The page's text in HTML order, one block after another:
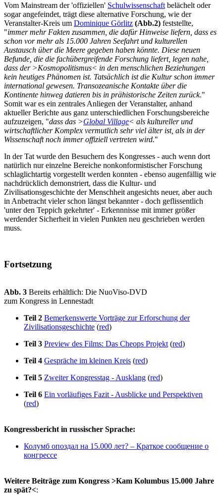
Vom Mainstream der 'offiziellen' Schulwissenschaft belächelt oder
sogar angefeindet, trägt diese alternative Forschung, wie der
Veranstalter-Kreis um Dominique Görlitz (Abb.2) feststellte,
"immer mehr Fakten zusammen, die dafür Hinweise liefern, dass es
schon vor mehr als 15.000 Jahren Seefahrt und kulturellen
Austausch über die Meere gegeben haben könnte. Diese neuen
Befunde, die die fachübergreifende Forschung liefert, legen nahe,
dass der >Kosmopolitismus< in den menschlichen Beziehungen
kein heutiges Phänomen ist. Tatsächlich ist die Kultur schon immer
international gewesen. Transozeanische Kontakte über die
Kontinente hinweg datieren bis in prähistorische Zeiten zurück."
Somit war es ein zentrales Anliegen der Veranstalter, anhand
aktueller Berichte aus ganz unterschiedlichen Forschungsbereiche
aufzuzeigen, "dass das >Global Village< als kultureller und
wirtschaftlicher Komplex vermutlich sehr viel älter ist, als in der
Wissenschaft noch immer offiziell vertreten wird."
In der Tat wurde den Besuchern des Kongresses - auch wenn dort
natürlich nur einzelne Bereiche nonkonformistischer Forschung
schlaglichtartig vorgestellt werden konnten - ebenso augenfällig wie
nachdrücklich demonstriert, dass die Kultur- und
Zivilisationsgeschichte der Menschheit angesichts neuer, aber auch
in Anbetracht vieler schon längst bekannter - doch geflissentlich
'unter den Teppich gekehrter' - Erkennnisse mit immer größer
werdender Sicherheit in vielen Punkten neu geschrieben werden
muss.
Fortsetzung
Abb. 3 Bereits erhältlich: Die NuoViso-DVD
zum Kongress in Lennestadt
Teil 2 Bemerkenswerte Vorträge zur Erforschung der
Zivilisationsgeschichte (red)
Teil 3 Preview des Films: Das Cheops Projekt (red)
Teil 4 Gespräche im kleinen Kreis (red)
Teil 5 Zweiter Kongresstag - Ausklang (red)
Teil 6 Ein vorläufiges Fazit - Ausblicke und Perspektiven
(red)
Kongressbericht in russischer Sprache:
Колумб опоздал на 15.000 лет? – Краткое сообщение о
конгрессе
Weitere Beiträge zum Kongress >Kam Kolumbus 15.000 Jahre
zu spät?<: